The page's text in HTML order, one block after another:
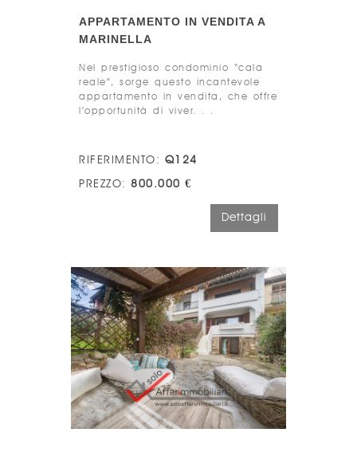
APPARTAMENTO IN VENDITA A
MARINELLA
Nel prestigioso condominio “cala
reale”, sorge questo incantevole
appartamento in vendita, che offre
l’opportunità di viver. . .
RIFERIMENTO: Q124
PREZZO: 800.000 €
Dettagli